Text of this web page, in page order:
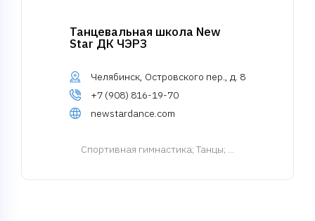
Танцевальная школа New
Star ДК ЧЭРЗ
Челябинск, Островского пер., д. 8
+7 (908) 816-19-70
newstardance.com
Спортивная гимнастика; Танцы; ...